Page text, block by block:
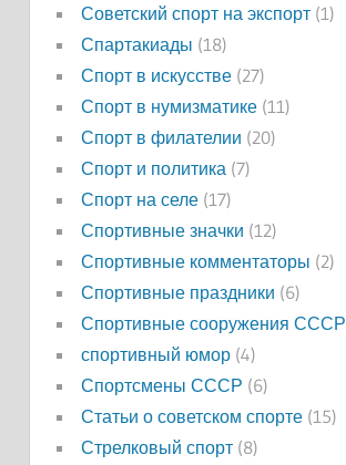
Советский спорт на экспорт(1)
Спартакиады (18)
Спорт в искусстве(27)
Спорт в нумизматике(11)
Спорт в филателии (20)
Спорт и политика (7)
Спорт на селе(17)
Спортивные значки (12)
Спортивные комментаторы (2)
Спортивные праздники (6)
Спортивные сооружения СССР
спортивный юмор(4)
Спортсмены СССР (6)
Статьи о советском спорте(15)
Стрелковый спорт(8)